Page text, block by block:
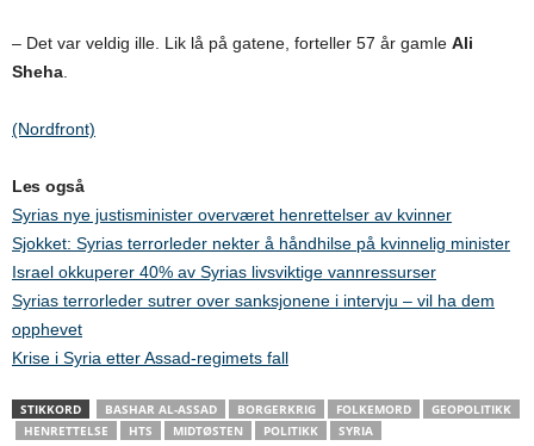
– Det var veldig ille. Lik lå på gatene, forteller 57 år gamle Ali
Sheha.
(Nordfront)
Les også
Syrias nye justisminister overværet henrettelser av kvinner
Sjokket: Syrias terrorleder nekter å håndhilse på kvinnelig minister
Israel okkuperer 40% av Syrias livsviktige vannressurser
Syrias terrorleder sutrer over sanksjonene i intervju – vil ha dem
opphevet
Krise i Syria etter Assad-regimets fall
STIKKORD BASHAR AL-ASSAD BORGERKRIG FOLKEMORD
GEOPOLITIKK
HENRETTELSE
HTS MIDTØSTEN POLITIKK SYRIA